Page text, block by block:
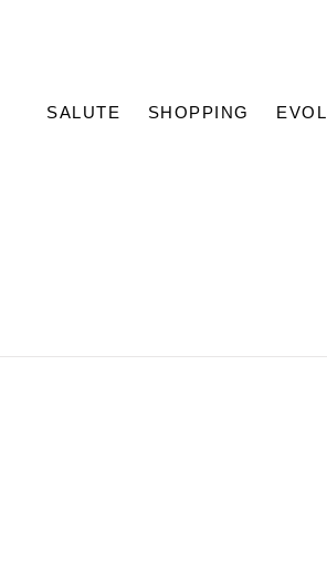
SALUTE SHOPPING